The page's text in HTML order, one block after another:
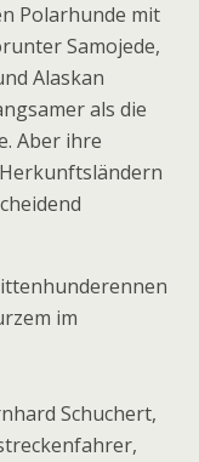
Polarhunde mit
Samojede,
Alaskan
als die
Aber ihre
im
Schuchert,